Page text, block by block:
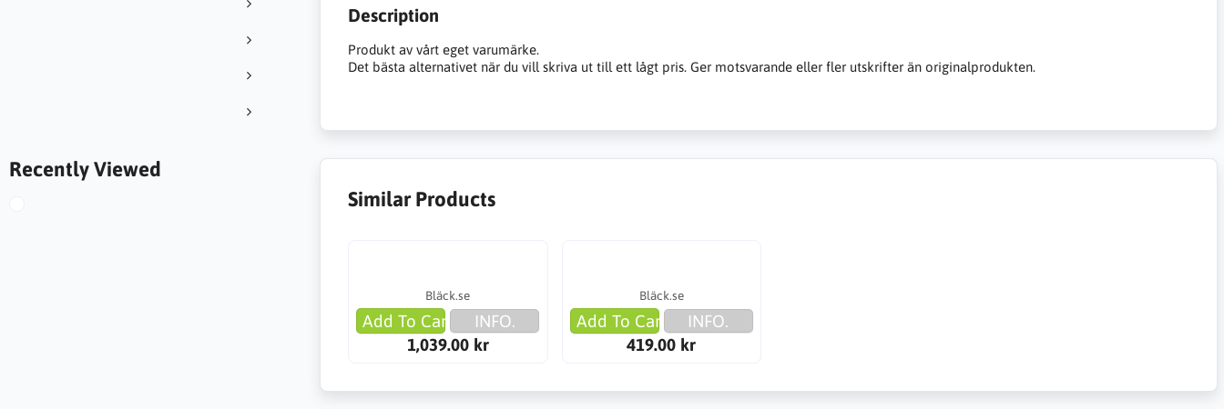
Recently Viewed
Description
Produkt av vårt eget varumärke.
Det bästa alternativet när du vill skriva ut till ett lågt pris. Ger motsvarande eller fler utskrifter än originalprodukten.
Similar Products
Bläck.se
Add To Cart
INFO.
1,039.00 kr
Bläck.se
Add To Cart
INFO.
419.00 kr